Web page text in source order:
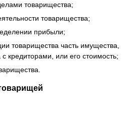
товарищества;
товарищества;
прибыли;
товарищества часть имущества,
кредиторами, или его стоимость;